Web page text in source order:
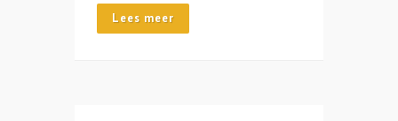
Lees meer